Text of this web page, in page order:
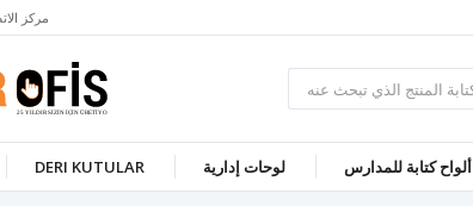
مركز الاتصال:
DERI KUTULAR لوحات إدارية ألواح كتابة للمدارس